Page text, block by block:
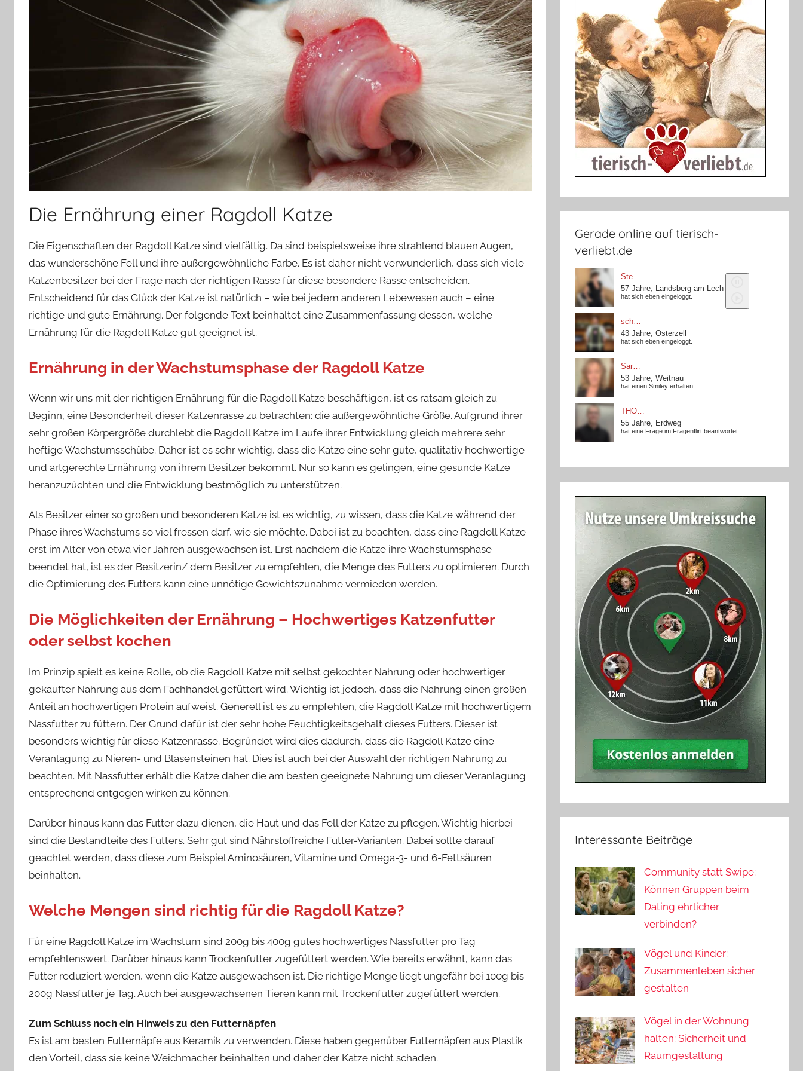
Die Ernährung einer Ragdoll Katze
Die Eigenschaften der Ragdoll Katze sind vielfältig. Da sind beispielsweise ihre strahlend blauen Augen,
das wunderschöne Fell und ihre außergewöhnliche Farbe. Es ist daher nicht verwunderlich, dass sich viele
Katzenbesitzer bei der Frage nach der richtigen Rasse für diese besondere Rasse entscheiden.
Entscheidend für das Glück der Katze ist natürlich – wie bei jedem anderen Lebewesen auch – eine
richtige und gute Ernährung. Der folgende Text beinhaltet eine Zusammenfassung dessen, welche
Ernährung für die Ragdoll Katze gut geeignet ist.
Ernährung in der Wachstumsphase der Ragdoll Katze
Wenn wir uns mit der richtigen Ernährung für die Ragdoll Katze beschäftigen, ist es ratsam gleich zu
Beginn, eine Besonderheit dieser Katzenrasse zu betrachten: die außergewöhnliche Größe. Aufgrund ihrer
sehr großen Körpergröße durchlebt die Ragdoll Katze im Laufe ihrer Entwicklung gleich mehrere sehr
heftige Wachstumsschübe. Daher ist es sehr wichtig, dass die Katze eine sehr gute, qualitativ hochwertige
und artgerechte Ernährung von ihrem Besitzer bekommt. Nur so kann es gelingen, eine gesunde Katze
heranzuzüchten und die Entwicklung bestmöglich zu unterstützen.
Als Besitzer einer so großen und besonderen Katze ist es wichtig, zu wissen, dass die Katze während der
Phase ihres Wachstums so viel fressen darf, wie sie möchte. Dabei ist zu beachten, dass eine Ragdoll Katze
erst im Alter von etwa vier Jahren ausgewachsen ist. Erst nachdem die Katze ihre Wachstumsphase
beendet hat, ist es der Besitzerin/ dem Besitzer zu empfehlen, die Menge des Futters zu optimieren. Durch
die Optimierung des Futters kann eine unnötige Gewichtszunahme vermieden werden.
Die Möglichkeiten der Ernährung – Hochwertiges Katzenfutter
oder selbst kochen
Im Prinzip spielt es keine Rolle, ob die Ragdoll Katze mit selbst gekochter Nahrung oder hochwertiger
gekaufter Nahrung aus dem Fachhandel gefüttert wird. Wichtig ist jedoch, dass die Nahrung einen großen
Anteil an hochwertigen Protein aufweist. Generell ist es zu empfehlen, die Ragdoll Katze mit hochwertigem
Nassfutter zu füttern. Der Grund dafür ist der sehr hohe Feuchtigkeitsgehalt dieses Futters. Dieser ist
besonders wichtig für diese Katzenrasse. Begründet wird dies dadurch, dass die Ragdoll Katze eine
Veranlagung zu Nieren- und Blasensteinen hat. Dies ist auch bei der Auswahl der richtigen Nahrung zu
beachten. Mit Nassfutter erhält die Katze daher die am besten geeignete Nahrung um dieser Veranlagung
entsprechend entgegen wirken zu können.
Darüber hinaus kann das Futter dazu dienen, die Haut und das Fell der Katze zu pflegen. Wichtig hierbei
sind die Bestandteile des Futters. Sehr gut sind Nährstoffreiche Futter-Varianten. Dabei sollte darauf
geachtet werden, dass diese zum Beispiel Aminosäuren, Vitamine und Omega-3- und 6-Fettsäuren
beinhalten.
Welche Mengen sind richtig für die Ragdoll Katze?
Für eine Ragdoll Katze im Wachstum sind 200g bis 400g gutes hochwertiges Nassfutter pro Tag
empfehlenswert. Darüber hinaus kann Trockenfutter zugefüttert werden. Wie bereits erwähnt, kann das
Futter reduziert werden, wenn die Katze ausgewachsen ist. Die richtige Menge liegt ungefähr bei 100g bis
200g Nassfutter je Tag. Auch bei ausgewachsenen Tieren kann mit Trockenfutter zugefüttert werden.
Zum Schluss noch ein Hinweis zu den Futternäpfen
Es ist am besten Futternäpfe aus Keramik zu verwenden. Diese haben gegenüber Futternäpfen aus Plastik
den Vorteil, dass sie keine Weichmacher beinhalten und daher der Katze nicht schaden.
Gerade online auf tierisch-
verliebt.de
Interessante Beiträge
Community statt Swipe:
Können Gruppen beim
Dating ehrlicher
verbinden?
Vögel und Kinder:
Zusammenleben sicher
gestalten
Vögel in der Wohnung
halten: Sicherheit und
Raumgestaltung